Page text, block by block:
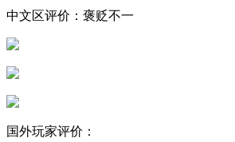
中文区评价：褒贬不一
国外玩家评价：